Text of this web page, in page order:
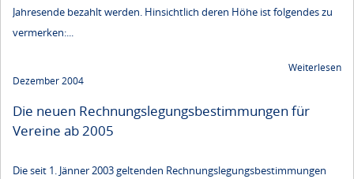
Jahresende bezahlt werden. Hinsichtlich deren Höhe ist folgendes zu
vermerken:...
Weiterlesen
Dezember 2004
Die neuen Rechnungslegungsbestimmungen für
Vereine ab 2005
Die seit 1. Jänner 2003 geltenden Rechnungslegungsbestimmungen